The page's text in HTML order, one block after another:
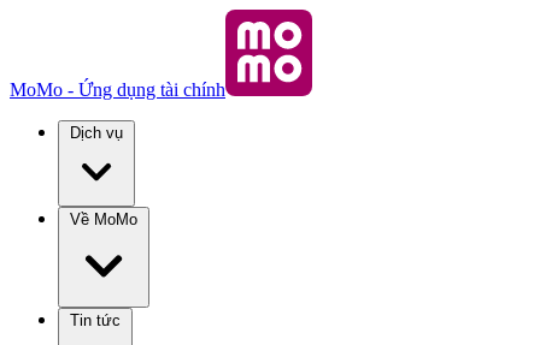
MoMo - Ứng dụng tài chính
Dịch vụ
Về MoMo
Tin tức